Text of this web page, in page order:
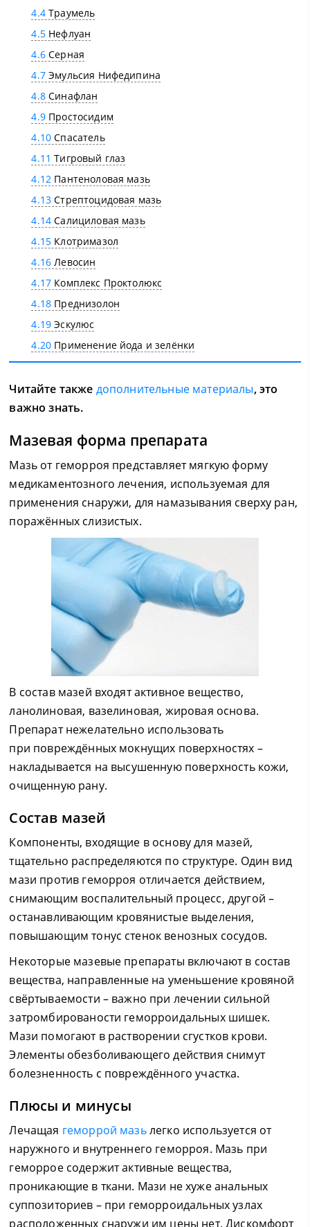
4.4Траумель
4.5Нефлуан
4.6Серная
4.7Эмульсия Нифедипина
4.8Синафлан
4.9Простосидим
4.10 Спасатель
4.11 Тигровый глаз
4.12 Пантеноловая мазь
4.13 Стрептоцидовая мазь
4.14 Салициловая мазь
4.15 Клотримазол
4.16 Левосин
4.17 Комплекс Проктолюкс
4.18 Преднизолон
4.19 Эскулюс
4.20 Применение йода и зелёнки
Читайте также дополнительные материалы, это
важно знать.
Мазевая форма препарата
Мазь от геморроя представляет мягкую форму
медикаментозного лечения, используемая для
применения снаружи, для намазывания сверху ран,
поражённых слизистых.
В состав мазей входят активное вещество,
ланолиновая, вазелиновая, жировая основа.
Препарат нежелательно использовать
при повреждённых мокнущих поверхностях –
накладывается на высушенную поверхность кожи,
очищенную рану.
Состав мазей
Компоненты, входящие в основу для мазей,
тщательно распределяются по структуре. Один вид
мази против геморроя отличается действием,
снимающим воспалительный процесс, другой –
останавливающим кровянистые выделения,
повышающим тонус стенок венозных сосудов.
Некоторые мазевые препараты включают в состав
вещества, направленные на уменьшение кровяной
свёртываемости – важно при лечении сильной
затромбированости геморроидальных шишек.
Мази помогают в растворении сгустков крови.
Элементы обезболивающего действия снимут
болезненность с повреждённого участка.
Плюсы и минусы
Лечащая геморрой мазьлегко используется от
наружного и внутреннего геморроя. Мазь при
геморрое содержит активные вещества,
проникающие в ткани. Мази не хуже анальных
суппозиториев – при геморроидальных узлах
расположенных снаружи им цены нет. Дискомфорт